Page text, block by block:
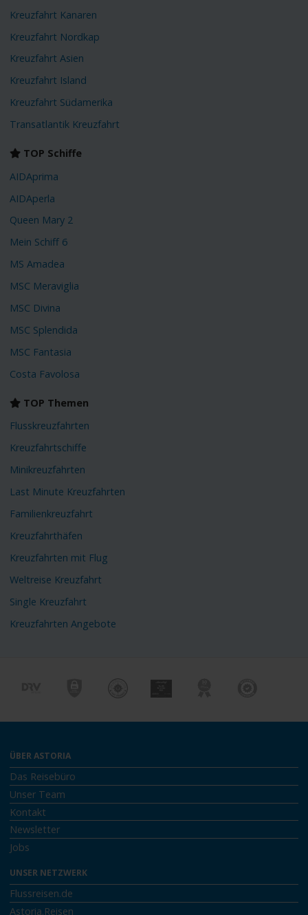
Kreuzfahrt Kanaren
Kreuzfahrt Nordkap
Kreuzfahrt Asien
Kreuzfahrt Island
Kreuzfahrt Südamerika
Transatlantik Kreuzfahrt
TOP Schiffe
AIDAprima
AIDAperla
Queen Mary 2
Mein Schiff 6
MS Amadea
MSC Meraviglia
MSC Divina
MSC Splendida
MSC Fantasia
Costa Favolosa
TOP Themen
Flusskreuzfahrten
Kreuzfahrtschiffe
Minikreuzfahrten
Last Minute Kreuzfahrten
Familienkreuzfahrt
Kreuzfahrthäfen
Kreuzfahrten mit Flug
Weltreise Kreuzfahrt
Single Kreuzfahrt
Kreuzfahrten Angebote
ÜBER ASTORIA
Das Reisebüro
Unser Team
Kontakt
Newsletter
Jobs
UNSER NETZWERK
Flussreisen.de
Astoria.Reisen